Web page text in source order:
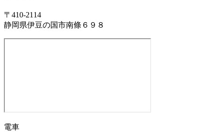
〒410-2114
静岡県伊豆の国市南條６９８
電車